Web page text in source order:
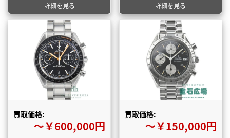
詳細を見る 詳細を見る
買取価格:
〜￥600,000円
買取価格:
〜￥150,000円